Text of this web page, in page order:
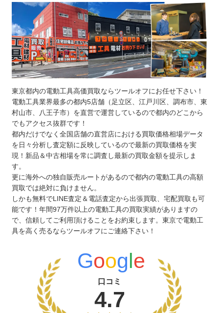
東京都内の電動工具高価買取ならツールオフにお任せ下さい！
電動工具業界最多の都内5店舗（足立区、江戸川区、調布市、東
村山市、八王子市）を直営で運営しているので都内のどこから
でもアクセス抜群です！
都内だけでなく全国店舗の直営店における買取価格相場データ
を日々分析し査定額に反映しているので最新の買取価格を実
現！新品＆中古相場を常に調査し最新の買取金額を提示しま
す。
更に海外への独自販売ルートがあるので都内の電動工具の高額
買取では絶対に負けません。
しかも無料でLINE査定＆電話査定から出張買取、宅配買取も可
能です！年間97万件以上の電動工具の買取実績がありますの
で、信頼してご利用頂けることをお約束します。東京で電動工
具を高く売るならツールオフにご連絡下さい！
Google
口コミ
4.7